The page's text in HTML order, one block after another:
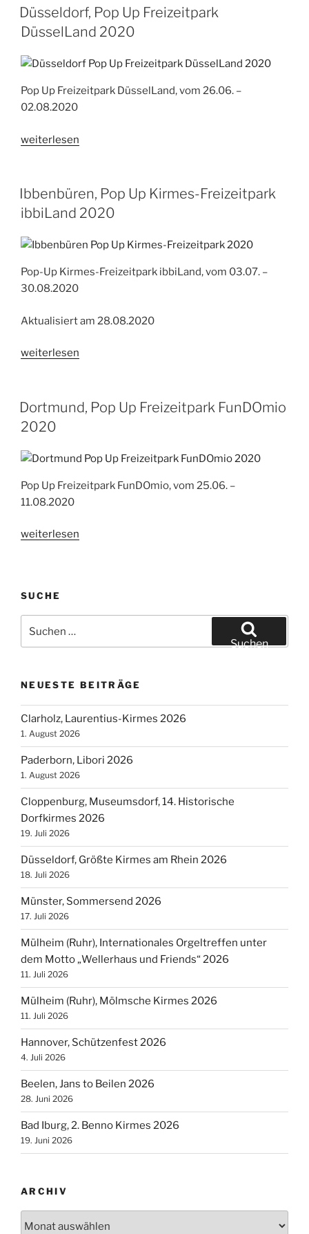
Freizeitpark
Wuppertaler
Freizeit-
Spaß
Düsseldorf, Pop Up Freizeitpark
DüsselLand 2020
Pop Up Freizeitpark DüsselLand, vom 26.06. –
02.08.2020
„Düsseldorf,
Freizeitpark
DüsselLand
2020“
weiterlesen
Ibbenbüren, Pop Up Kirmes-Freizeitpark
ibbiLand 2020
Pop-Up Kirmes-Freizeitpark ibbiLand, vom 03.07. –
30.08.2020
Aktualisiert am 28.08.2020
„Ibbenbüren,
Kirmes-
Freizeitpark
ibbiLand
2020“
weiterlesen
Dortmund, Pop Up Freizeitpark FunDOmio
2020
Pop Up Freizeitpark FunDOmio, vom 25.06. –
11.08.2020
„Dortmund,
FunDOmio
2020“
weiterlesen
SUCHE
nach:
Suchen
NEUESTE BEITRÄGE
Clarholz, Laurentius-Kirmes 2026
1. August 2026
Paderborn, Libori 2026
1. August 2026
Cloppenburg, Museumsdorf, 14. Historische
Dorfkirmes 2026
19. Juli 2026
Düsseldorf, Größte Kirmes am Rhein 2026
18. Juli 2026
Münster, Sommersend 2026
17. Juli 2026
Mülheim (Ruhr), Internationales Orgeltreffen unter
dem Motto „Wellerhaus und Friends“ 2026
11. Juli 2026
Mülheim (Ruhr), Mölmsche Kirmes 2026
11. Juli 2026
Hannover, Schützenfest 2026
4. Juli 2026
Beelen, Jans to Beilen 2026
28. Juni 2026
Bad Iburg, 2. Benno Kirmes 2026
19. Juni 2026
ARCHIV